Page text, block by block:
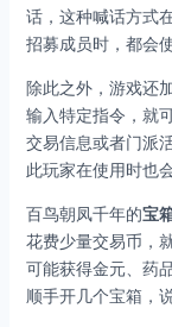
话，这种喊话方式
招募成员时，都会
除此之外，游戏还
输入特定指令，就
交易信息或者门派
此玩家在使用时也
百鸟朝凤千年的宝
花费少量交易币，
可能获得金元、药
顺手开几个宝箱，